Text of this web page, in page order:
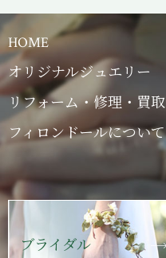
HOME
オリジナルジュエリー
リフォーム・修理・買取
フィロンドールについて
ブライダル